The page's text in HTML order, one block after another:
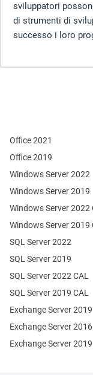
sviluppatori
di strumenti di
successo i loro
Office 2021
Office 2019
Windows Server 2022
Windows Server 2019
Exchange Server 2019
Exchange Server 2016
SQL Server 2022
SQL Server 2019
Windows Server 2022
Windows Server 2019
SQL Server 2022 CAL
SQL Server 2019 CAL
Exchange Server 2019